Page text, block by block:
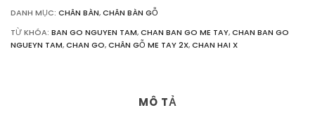
DANH MỤC: CHÂN BÀN,CHÂN BÀN GỖ
TỪ KHÓA: BAN GO NGUYEN TAM,CHAN BAN GO ME TAY,CHAN BAN GO
NGUEYN TAM,CHAN GO,CHÂN GỖ ME TAY 2X,CHAN HAI X
MÔ TẢ